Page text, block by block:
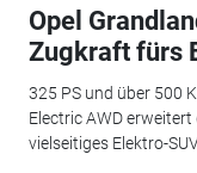
Opel
Zugkraft fürs
325 PS und über 500
Electric AWD
vielseitiges Elektro-